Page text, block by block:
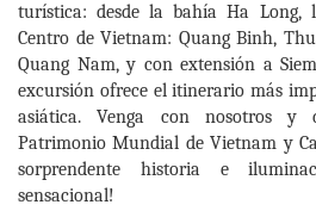
turística: desde la bahía Ha Long,
Centro de Vietnam: Quang Binh,
Quang Nam, y con extensión a
excursión ofrece el itinerario más
asiática. Venga con nosotros y
Patrimonio Mundial de Vietnam y
sorprendente historia e
sensacional!